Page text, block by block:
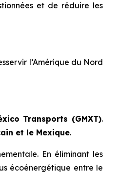
et de réduire les
l’Amérique du Nord
Transports (GMXT).
et le Mexique.
En éliminant les
écoénergétique entre le